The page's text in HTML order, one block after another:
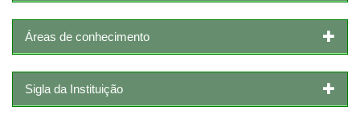
Áreas de conhecimento
Sigla da Instituição